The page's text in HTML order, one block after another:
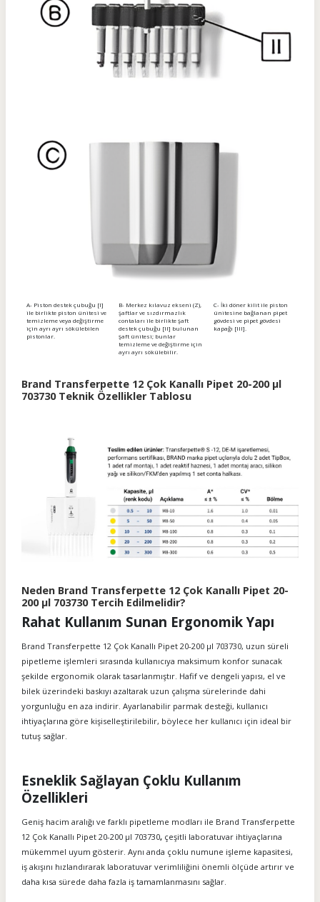
A- Piston destek çubuğu [I]
ile birlikte piston ünitesi ve
temizleme veya değiştirme
için ayrı ayrı sökülebilen
pistonlar.
B- Merkez kılavuz ekseni (Z),
şaftlar ve sızdırmazlık
contaları ile birlikte şaft
destek çubuğu [II] bulunan
şaft ünitesi; bunlar
temizleme ve değiştirme için
ayrı ayrı sökülebilir.
C- İki döner kilit ile piston
ünitesine bağlanan pipet
gövdesi ve pipet gövdesi
kapağı [III].
Brand Transferpette 12 Çok Kanallı Pipet 20-200 µl
703730 Teknik Özellikler Tablosu
Neden Brand Transferpette 12 Çok Kanallı Pipet 20-
200 µl 703730 Tercih Edilmelidir?
Rahat Kullanım Sunan Ergonomik Yapı
Brand Transferpette 12 Çok Kanallı Pipet 20-200 µl 703730, uzun süreli
pipetleme işlemleri sırasında kullanıcıya maksimum konfor sunacak
şekilde ergonomik olarak tasarlanmıştır. Hafif ve dengeli yapısı, el ve
bilek üzerindeki baskıyı azaltarak uzun çalışma sürelerinde dahi
yorgunluğu en aza indirir. Ayarlanabilir parmak desteği, kullanıcı
ihtiyaçlarına göre kişiselleştirilebilir, böylece her kullanıcı için ideal bir
tutuş sağlar.
Esneklik Sağlayan Çoklu Kullanım
Özellikleri
Geniş hacim aralığı ve farklı pipetleme modları ile Brand Transferpette
12 Çok Kanallı Pipet 20-200 µl 703730, çeşitli laboratuvar ihtiyaçlarına
mükemmel uyum gösterir. Aynı anda çoklu numune işleme kapasitesi,
iş akışını hızlandırarak laboratuvar verimliliğini önemli ölçüde artırır ve
daha kısa sürede daha fazla iş tamamlanmasını sağlar.